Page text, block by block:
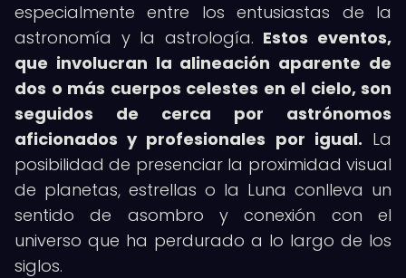
especialmente entre los entusiastas de la
astronomía y la astrología. Estos eventos,
que involucran la alineación aparente de
dos o más cuerpos celestes en el cielo, son
seguidos de cerca por astrónomos
aficionados y profesionales por igual. La
posibilidad de presenciar la proximidad visual
de planetas, estrellas o la Luna conlleva un
sentido de asombro y conexión con el
universo que ha perdurado a lo largo de los
siglos.